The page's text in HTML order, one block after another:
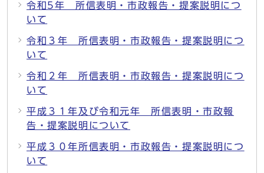
令和5年 所信表明・市政報告・提案説明につ
いて
令和３年 所信表明・市政報告・提案説明につ
いて
令和２年 所信表明・市政報告・提案説明につ
いて
平成３１年及び令和元年 所信表明・市政報
告・提案説明について
平成３０年所信表明・市政報告・提案説明につ
いて